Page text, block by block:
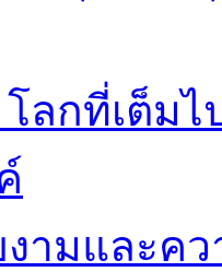
โลกที่เต็ม
งามและค